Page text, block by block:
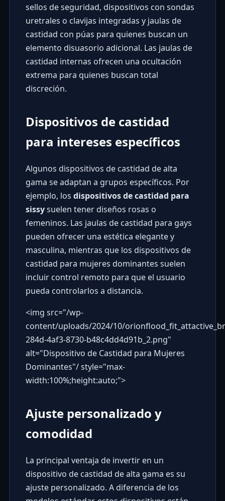
sellos de seguridad, dispositivos con sondas
uretrales o clavijas integradas y jaulas de
castidad con púas para quienes buscan un
elemento disuasorio adicional. Las jaulas de
castidad internas ofrecen una ocultación
extrema para quienes buscan total
discreción.
Dispositivos de castidad
para intereses específicos
Algunos dispositivos de castidad de alta
gama se adaptan a grupos específicos. Por
ejemplo, los dispositivos de castidad para
sissysuelen tener diseños rosas o
femeninos. Las jaulas de castidad para gays
pueden ofrecer una estética elegante y
masculina, mientras que los dispositivos de
castidad para mujeres dominantes suelen
incluir control remoto para que el usuario
pueda controlarlos a distancia.
<img src="/wp-
content/uploads/2024/10/
284d-4af3-8730-b48c4dd4d91b_2.png"
alt="Dispositivo de Castidad para Mujeres
Dominantes"/ style="max-
width:100%;height:auto;">
Ajuste personalizado y
comodidad
La principal ventaja de invertir en un
dispositivo de castidad de alta gama es su
ajuste personalizado. A diferencia de los